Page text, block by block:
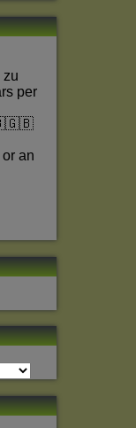
zu
per
an